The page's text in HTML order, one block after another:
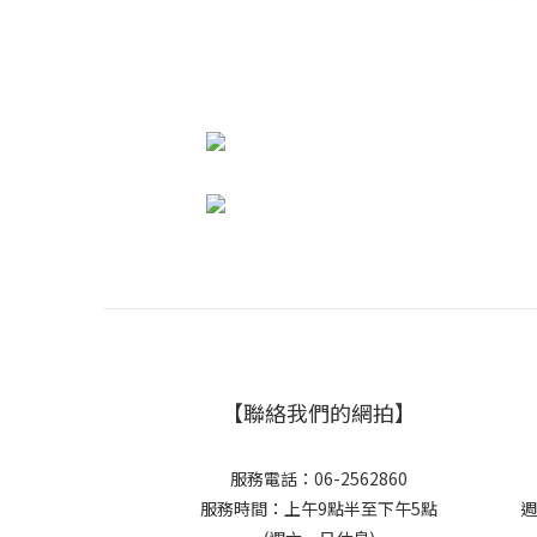
【聯絡我們的網拍】
服務電話：06-2562860
服務時間：上午9點半至下午5點